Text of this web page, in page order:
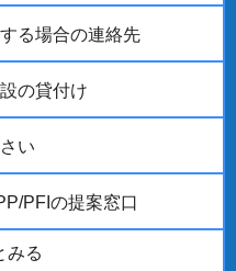
る場合の連絡先
の貸付け
い
PFIの提案窓口
みる